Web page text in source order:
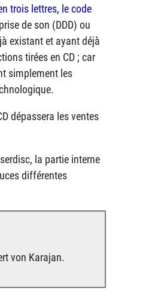
trois lettres, le code
de son (DDD) ou
existant et ayant déjà
tirées en CD ; car
simplement les
dépassera les ventes
la partie interne
différentes
von Karajan.